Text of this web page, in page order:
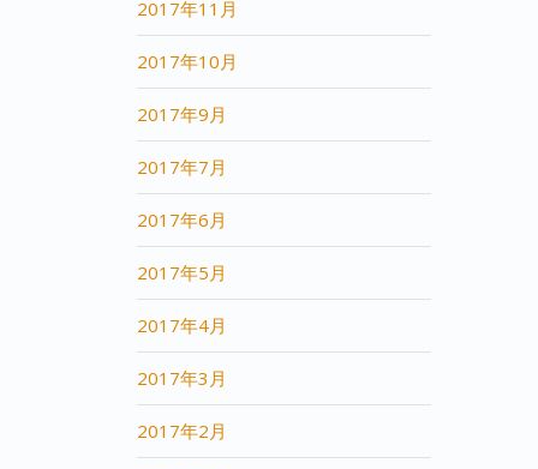
2017年11月
2017年10月
2017年9月
2017年7月
2017年6月
2017年5月
2017年4月
2017年3月
2017年2月